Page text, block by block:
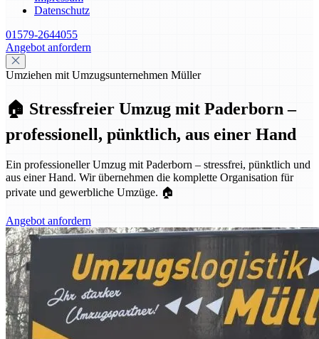
Datenschutz
01579-2644055
Angebot anfordern
Umziehen mit Umzugsunternehmen Müller
🏠 Stressfreier Umzug mit Paderborn –
professionell, pünktlich, aus einer Hand
Ein professioneller Umzug mit Paderborn – stressfrei, pünktlich und
aus einer Hand. Wir übernehmen die komplette Organisation für
private und gewerbliche Umzüge. 🏠
Angebot anfordern